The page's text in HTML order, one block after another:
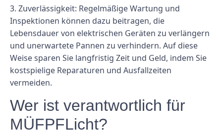
3. Zuverlässigkeit: Regelmäßige Wartung und
Inspektionen können dazu beitragen, die
Lebensdauer von elektrischen Geräten zu verlängern
und unerwartete Pannen zu verhindern. Auf diese
Weise sparen Sie langfristig Zeit und Geld, indem Sie
kostspielige Reparaturen und Ausfallzeiten
vermeiden.
Wer ist verantwortlich für
MÜFPFLicht?